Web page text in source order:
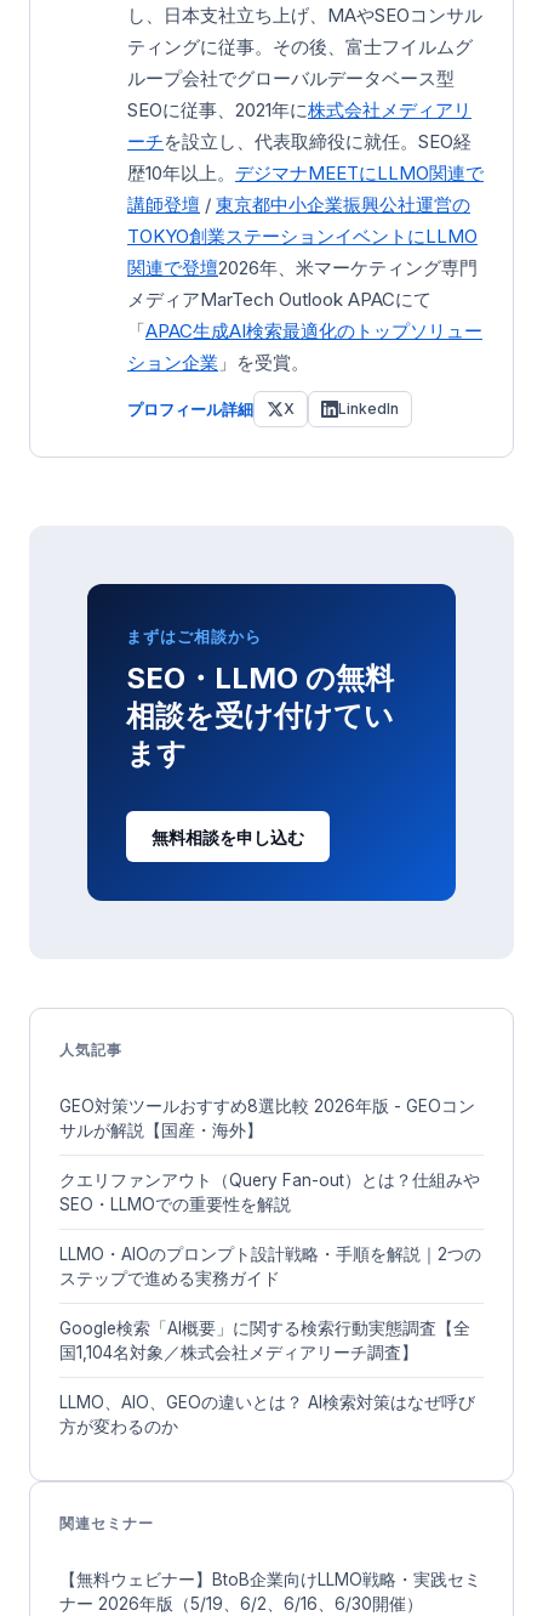
し、日本支社立ち上げ、MAやSEOコンサル
ティングに従事。その後、富士フイルムグ
ループ会社でグローバルデータベース型
SEOに従事、2021年に株式会社メディアリ
ーチを設立し、代表取締役に就任。SEO経
歴10年以上。 デジマナMEETにLLMO関連で
講師登壇 / 東京都中小企業振興公社運営の
TOKYO創業ステーションイベントにLLMO
関連で登壇2026年、米マーケティング専門
メディアMarTech Outlook APACにて
「APAC生成AI検索最適化のトップソリュー
ション企業 」を受賞。
プロフィール詳細 X LinkedIn
まずはご相談から
SEO・LLMO の無料
相談を受け付けてい
ます
無料相談を申し込む
人気記事
GEO対策ツールおすすめ8選比較 2026年版 - GEOコン
サルが解説【国産・海外】
クエリファンアウト（Query Fan-out）とは？仕組みや
SEO・LLMOでの重要性を解説
LLMO・AIOのプロンプト設計戦略・手順を解説｜2つの
ステップで進める実務ガイド
Google検索「AI概要」に関する検索行動実態調査【全
国1,104名対象／株式会社メディアリーチ調査】
LLMO、AIO、GEOの違いとは？ AI検索対策はなぜ呼び
方が変わるのか
関連セミナー
【無料ウェビナー】BtoB企業向けLLMO戦略・実践セミ
ナー 2026年版（5/19、6/2、6/16、6/30開催）